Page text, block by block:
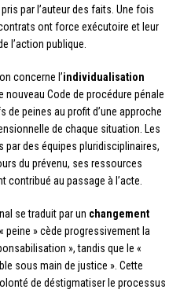
par l’auteur des faits. Une fois
ont force exécutoire et leur
l’action publique.
concerne l’individualisation
nouveau Code de procédure pénale
peines au profit d’une approche
de chaque situation. Les
des équipes pluridisciplinaires,
du prévenu, ses ressources
contribué au passage à l’acte.
se traduit par un changement
peine » cède progressivement la
», tandis que le «
sous main de justice ». Cette
de déstigmatiser le processus